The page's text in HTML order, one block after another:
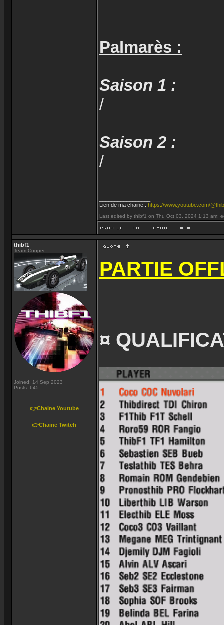
Palmarès :
Saison 1 :
/
Saison 2 :
/
Lien de ma chaine : https://www.youtube.com/
Last edited by thibf1 on Thu Oct 03, 2024 1:13 am;
thibf1
Team Cooper
Joined: 14 Sep 2023
Posts: 645
👉Chaine Youtube
👉Chaine Twitch
PARTIE
¤